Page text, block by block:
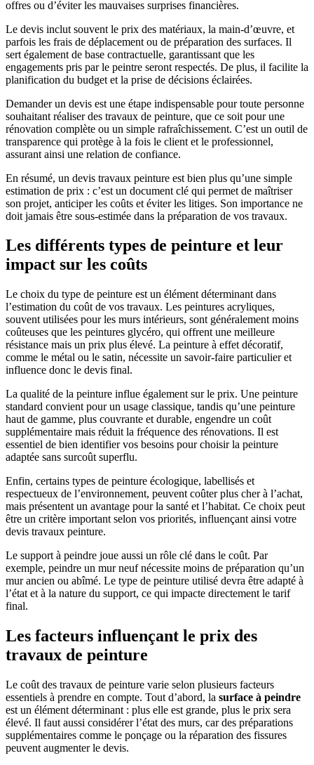
offres ou d’éviter les mauvaises surprises financières.
Le devis inclut souvent le prix des matériaux, la main-d’œuvre, et
parfois les frais de déplacement ou de préparation des surfaces. Il
sert également de base contractuelle, garantissant que les
engagements pris par le peintre seront respectés. De plus, il facilite la
planification du budget et la prise de décisions éclairées.
Demander un devis est une étape indispensable pour toute personne
souhaitant réaliser des travaux de peinture, que ce soit pour une
rénovation complète ou un simple rafraîchissement. C’est un outil de
transparence qui protège à la fois le client et le professionnel,
assurant ainsi une relation de confiance.
En résumé, un devis travaux peinture est bien plus qu’une simple
estimation de prix : c’est un document clé qui permet de maîtriser
son projet, anticiper les coûts et éviter les litiges. Son importance ne
doit jamais être sous-estimée dans la préparation de vos travaux.
Les différents types de peinture et leur
impact sur les coûts
Le choix du type de peinture est un élément déterminant dans
l’estimation du coût de vos travaux. Les peintures acryliques,
souvent utilisées pour les murs intérieurs, sont généralement moins
coûteuses que les peintures glycéro, qui offrent une meilleure
résistance mais un prix plus élevé. La peinture à effet décoratif,
comme le métal ou le satin, nécessite un savoir-faire particulier et
influence donc le devis final.
La qualité de la peinture influe également sur le prix. Une peinture
standard convient pour un usage classique, tandis qu’une peinture
haut de gamme, plus couvrante et durable, engendre un coût
supplémentaire mais réduit la fréquence des rénovations. Il est
essentiel de bien identifier vos besoins pour choisir la peinture
adaptée sans surcoût superflu.
Enfin, certains types de peinture écologique, labellisés et
respectueux de l’environnement, peuvent coûter plus cher à l’achat,
mais présentent un avantage pour la santé et l’habitat. Ce choix peut
être un critère important selon vos priorités, influençant ainsi votre
devis travaux peinture.
Le support à peindre joue aussi un rôle clé dans le coût. Par
exemple, peindre un mur neuf nécessite moins de préparation qu’un
mur ancien ou abîmé. Le type de peinture utilisé devra être adapté à
l’état et à la nature du support, ce qui impacte directement le tarif
final.
Les facteurs influençant le prix des
travaux de peinture
Le coût des travaux de peinture varie selon plusieurs facteurs
essentiels à prendre en compte. Tout d’abord, la surface à peindre
est un élément déterminant : plus elle est grande, plus le prix sera
élevé. Il faut aussi considérer l’état des murs, car des préparations
supplémentaires comme le ponçage ou la réparation des fissures
peuvent augmenter le devis.